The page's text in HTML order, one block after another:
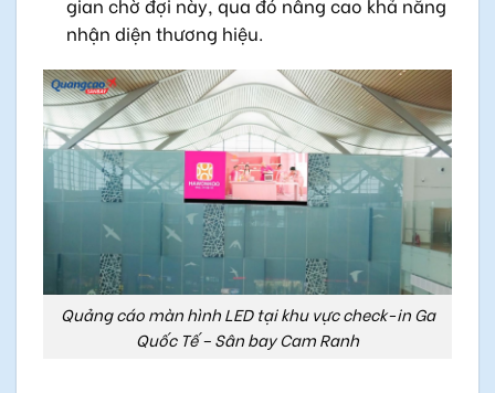
nhận diện thương hiệu.
Quảng cáo màn hình LED tại khu vực check-in Ga
Quốc Tế – Sân bay Cam Ranh